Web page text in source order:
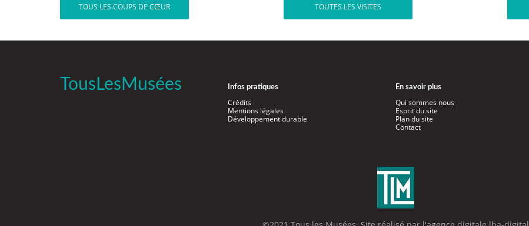
TOUS LES COUPS DE CŒUR TOUTES LES VISITES
TousLesMusées Infos pratiques
Crédits
Mentions légales
Développement durable
En savoir plus
Qui sommes nous
Esprit du site
Plan du site
Contact